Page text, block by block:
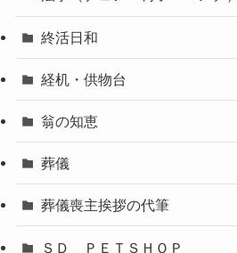
終活日和
経机・供物台
翁の知恵
葬儀
葬儀喪主挨拶の代筆
ＳＤ ＰＥＴＳＨＯＰ